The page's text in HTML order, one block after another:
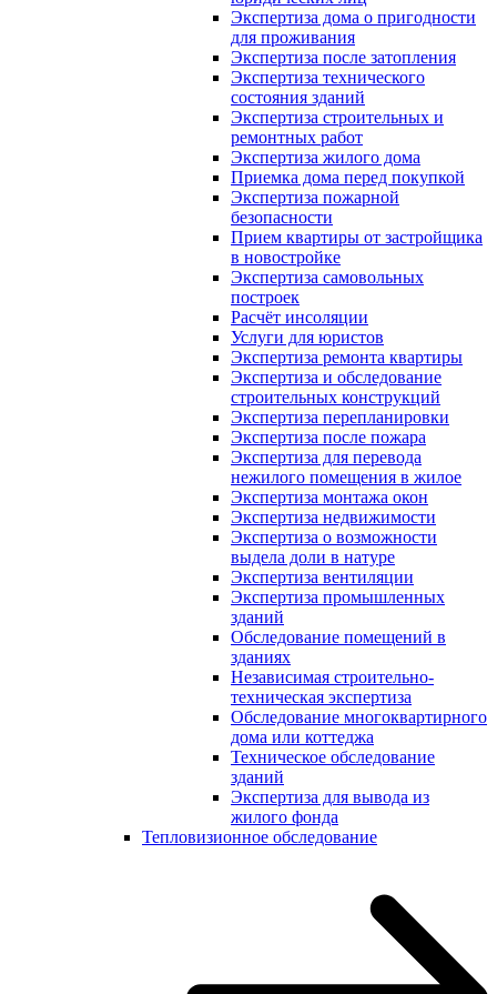
Экспертиза дома о пригодности
для проживания
Экспертиза после затопления
Экспертиза технического
состояния зданий
Экспертиза строительных и
ремонтных работ
Экспертиза жилого дома
Приемка дома перед покупкой
Экспертиза пожарной
безопасности
Прием квартиры от застройщика
в новостройке
Экспертиза самовольных
построек
Расчёт инсоляции
Услуги для юристов
Экспертиза ремонта квартиры
Экспертиза и обследование
строительных конструкций
Экспертиза перепланировки
Экспертиза после пожара
Экспертиза для перевода
нежилого помещения в жилое
Экспертиза монтажа окон
Экспертиза недвижимости
Экспертиза о возможности
выдела доли в натуре
Экспертиза вентиляции
Экспертиза промышленных
зданий
Обследование помещений в
зданиях
Независимая строительно-
техническая экспертиза
Обследование многоквартирного
дома или коттеджа
Техническое обследование
зданий
Экспертиза для вывода из
жилого фонда
Тепловизионное обследование